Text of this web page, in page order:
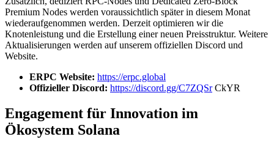
Premium Nodes werden voraussichtlich später in diesem Monat
wiederaufgenommen werden. Derzeit optimieren wir die
Knotenleistung und die Erstellung einer neuen Preisstruktur. Weitere
Aktualisierungen werden auf unserem offiziellen Discord und
Website.
ERPC Website: https://erpc.global
Offizieller Discord: https://discord.gg/C7ZQSrCkYR
Engagement für Innovation im
Ökosystem Solana